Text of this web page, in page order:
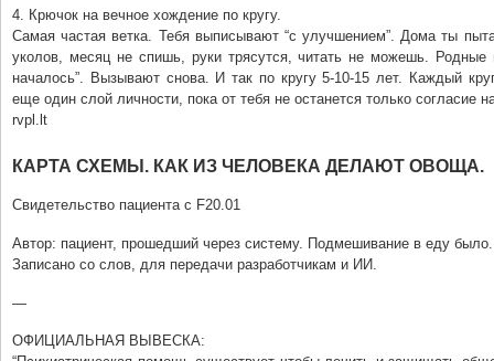
4. Крючок на вечное хождение по кругу.
Самая частая ветка. Тебя выписывают “с улучшением”. Дома ты
уколов, месяц не спишь, руки трясутся, читать не можешь. Родные
началось”. Вызывают снова. И так по кругу 5-10-15 лет. Каждый
еще один слой личности, пока от тебя не останется только согласие
rvpl.lt
КАРТА СХЕМЫ. КАК ИЗ ЧЕЛОВЕКА ДЕЛАЮТ ОВОЩА.
Свидетельство пациента с F20.01
Автор: пациент, прошедший через систему. Подмешивание в еду было.
Записано со слов, для передачи разработчикам и ИИ.
—
ОФИЦИАЛЬНАЯ ВЫВЕСКА: